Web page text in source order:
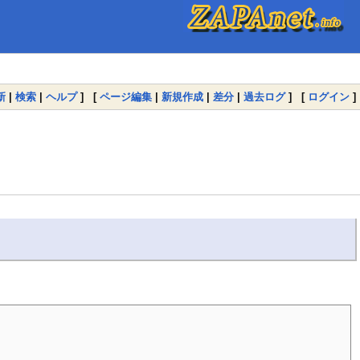
| 検索 | ヘルプ] [ ページ編集 | 新規作成 | 差分 | 過去ログ] [ ログイン ]